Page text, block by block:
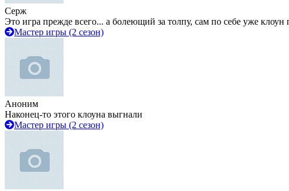
Серж
Это игра прежде всего... а болеющий за толпу, сам по себе уже клоун
Мастер игры (2 сезон)
Аноним
Наконец-то этого клоуна выгнали
Мастер игры (2 сезон)